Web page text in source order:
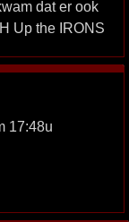
dat er ook
Up the IRONS
17:48u